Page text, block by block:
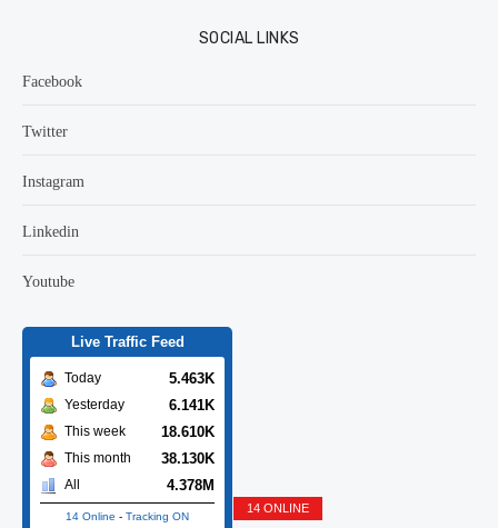
SOCIAL LINKS
Facebook
Twitter
Instagram
Linkedin
Youtube
Live Traffic Feed
Today 5.463K
Yesterday 6.141K
This week 18.610K
This month 38.130K
All 4.378M
14 Online - Tracking ON
14 ONLINE